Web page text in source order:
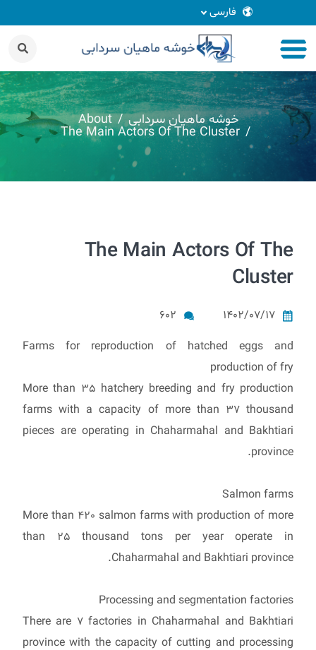
فارسی
خوشه ماهیان سردابی About
The Main Actors Of The Cluster
The Main Actors Of The
Cluster
1402/07/17
602
Farms for reproduction of hatched eggs and
production of fry
More than 35 hatchery breeding and fry production
farms with a capacity of more than 37 thousand
pieces are operating in Chaharmahal and Bakhtiari
province.
Salmon farms
More than 420 salmon farms with production of more
than 25 thousand tons per year operate in
Chaharmahal and Bakhtiari province.
Processing and segmentation factories
There are 7 factories in Chaharmahal and Bakhtiari
province with the capacity of cutting and processing